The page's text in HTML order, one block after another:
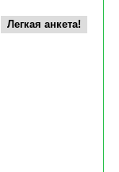
Легкая анкета!